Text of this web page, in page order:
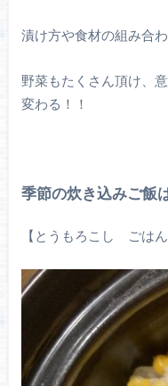
漬け方や食材の組み合
野菜もたくさん頂け、
変わる！！
季節の炊き込みご飯
【とうもろこし ごは